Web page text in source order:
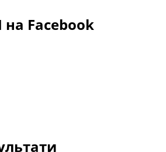
Facebook